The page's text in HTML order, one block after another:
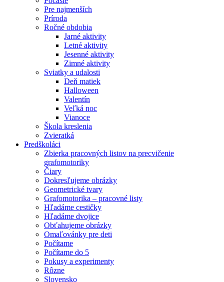
Pre najmenších
Príroda
Ročné obdobia
Jarné aktivity
Letné aktivity
Jesenné aktivity
Zimné aktivity
Sviatky a udalosti
Deň matiek
Halloween
Valentín
Veľká noc
Vianoce
Škola kreslenia
Zvieratká
Predškoláci
Zbierka pracovných listov na precvičenie
grafomotoriky
Čiary
Dokresľujeme obrázky
Geometrické tvary
Grafomotorika – pracovné listy
Hľadáme cestičky
Hľadáme dvojice
Obťahujeme obrázky
Omaľovánky pre deti
Počítame
Počítame do 5
Pokusy a experimenty
Rôzne
Slovensko